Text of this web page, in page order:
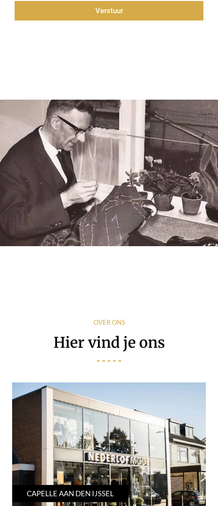
Verstuur
OVER ONS
Hier vind je ons
CAPELLE AAN DEN IJSSEL